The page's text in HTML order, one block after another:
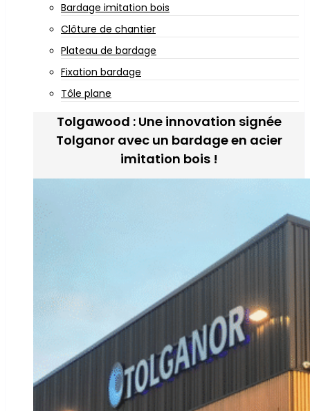
Bardage imitation bois
Clôture de chantier
Plateau de bardage
Fixation bardage
Tôle plane
Tolgawood : Une innovation signée
Tolganor avec un bardage en acier
imitation bois !